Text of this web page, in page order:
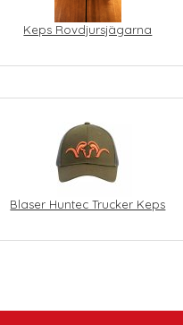
Keps Rovdjursjägarna
Blaser Huntec Trucker Keps